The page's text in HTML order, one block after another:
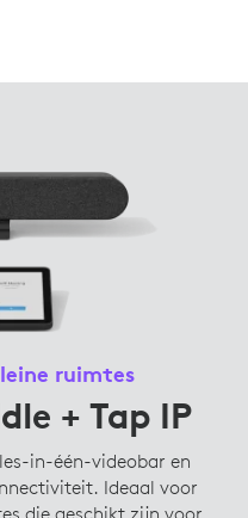
ruimtes
+ Tap IP
in-één-videobar en
Ideaal voor